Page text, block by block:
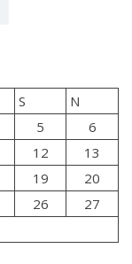
S
N
5
6
12
13
19
20
26
27